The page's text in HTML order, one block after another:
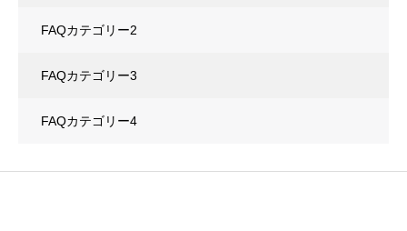
FAQカテゴリー2
FAQカテゴリー3
FAQカテゴリー4